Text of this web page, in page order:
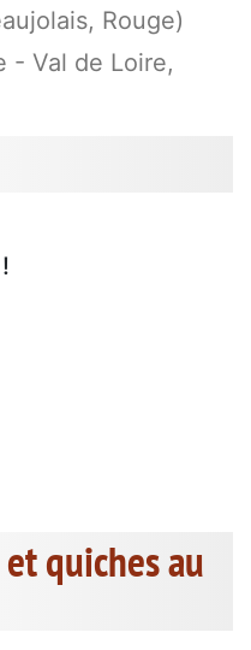
Rouge)
- Val de Loire,
quiches au